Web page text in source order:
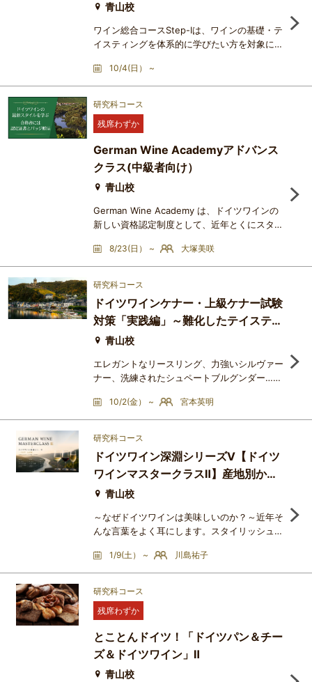
青山校
ワイン総合コースStep-Ⅰは、ワインの基礎・テ
イスティングを体系的に学びたい方を対象にし
歴史の中で洗練を重ねてきた、最も人気の高い
講座です。まったくの初心者の方でも安心して
ワインを初歩から学ぶことができ、1回2時間
×20レッスンの修了時には、どなたでも立派な
ワイン通になれます。本格的なテイスティン
ンの悦びが一気に大きく広が
10/4(日） ~
研究科コース
残席わずか
German Wine Academyアドバンス
クラス(中級者向け）
青山校
German Wine Academy は、ドイツワインの
新しい資格認定制度として、近年とくにスタイ
より多くの方に伝えることを目的に発足しまし
た。資格は全3段階で構成されており、アドバ
ンスクラスはドイツの13生産地域をより深く学
口ワインまでドイツワインの多様性と魅力を感
じて頂ける内容になっています。講座の最後に
は、ドイツ本部が用意した世界
8/23(日） ~ 大塚美咲
研究科コース
ドイツワインケナー・上級ケナー試験
対策「実践編」～難化したテイスティ
ングにフォーカス！～
青山校
エレガントなリースリング、力強いシルヴァー
ナー、洗練されたシュペートブルグンダー…温
日々ドイツワインは美味しくなっています。も
っともっと知りたいドイツワイン、折角なら勉
強して資格をとってみませんか？ドイツワイン
が開催するドイツワインケナー・上級ケナー資
格です。この筆記試験は2024年、突如難しく
なりました。これまでは過去
10/2(金） ~ 宮本英明
研究科コース
ドイツワイン深淵シリーズⅤ【ドイツ
ワインマスタークラスⅡ】産地別から
詠み解くドイツワイン
青山校
～なぜドイツワインは美味しいのか？～近年そ
んな言葉をよく耳にします。スタイリッシュで
康志向や低アルコール志向の高まりとともに、
世界中で注目を集めています。本シリーズで
は、マスタークラス第2弾として、産地ごとの
テロワールや醸造スタイル、品種の個性に焦点
を当てながら、全3回にわたりドイツワインの
ると、なぜ味わいが変化する
1/9(土） ~ 川島祐子
研究科コース
残席わずか
とことんドイツ！「ドイツパン＆チー
ズ＆ドイツワイン」Ⅱ
青山校